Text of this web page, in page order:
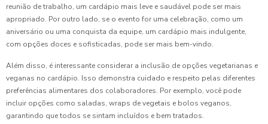
reunião de trabalho, um cardápio mais leve e saudável pode ser mais
apropriado. Por outro lado, se o evento for uma celebração, como um
aniversário ou uma conquista da equipe, um cardápio mais indulgente,
com opções doces e sofisticadas, pode ser mais bem-vindo.
Além disso, é interessante considerar a inclusão de opções vegetarianas e
veganas no cardápio. Isso demonstra cuidado e respeito pelas diferentes
preferências alimentares dos colaboradores. Por exemplo, você pode
incluir opções como saladas, wraps de vegetais e bolos veganos,
garantindo que todos se sintam incluídos e bem tratados.